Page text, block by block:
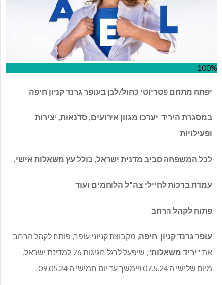
100%
יפתח מתחם פטריוטי כחול/לבן בעופר גרנדקניון חיפה
במסגרת היריד יערכו מגוון אירועים,סדנאות, יצירות
ופעילויות
לכל המשפחה סביב מדנית ישראל, כולל עץ משאלות אישי,
עמדתברכותלחיילי צה"ל הלוחמים ועוד
פתוח לקהל הרחב
עופר גרנדקניון חיפה, מקבוצתקניוני עופר, פותח לקהל הרחב
את "יריד משאלות", שיפעל
לרגל חגיגות 76 למדינת ישראל,
מיום שלישי ה 07.5.24 ויימשך עד יום חמישי ה 09.05.24 .